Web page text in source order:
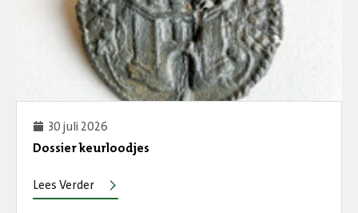
30 juli 2026
Dossier keurloodjes
Lees Verder